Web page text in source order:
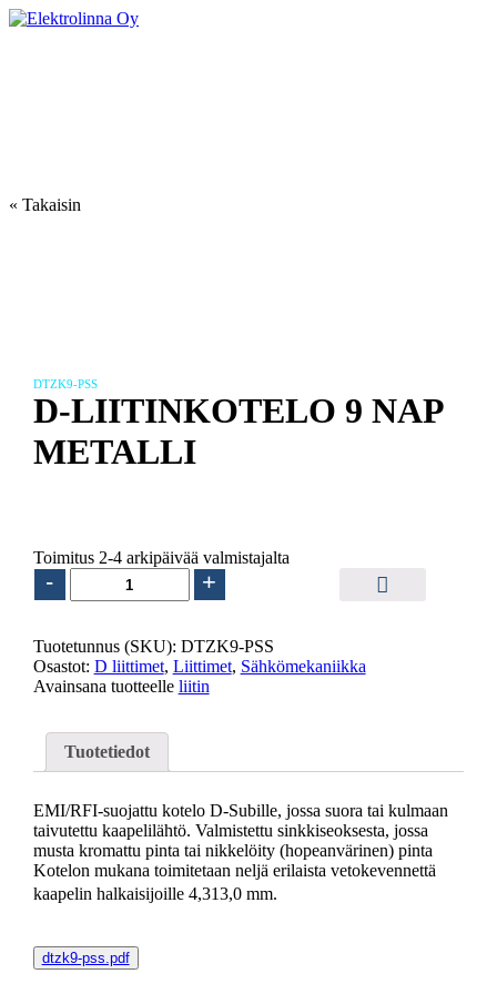
Skip
« Takaisin
DTZK9-PSS
D-LIITINKOTELO 9 NAP
METALLI
Toimitus 2-4 arkipäivää valmistajalta
-
LIITINKOTELO
NAP
METALLI
määrä
+
Tuotetunnus (SKU): DTZK9-PSS
Osastot: D liittimet, Liittimet, Sähkömekaniikka
Avainsana tuotteelle liitin
Tuotetiedot
EMI/RFI-suojattu kotelo D-Subille, jossa suora tai kulmaan
taivutettu kaapelilähtö. Valmistettu sinkkiseoksesta, jossa
musta kromattu pinta tai nikkelöity (hopeanvärinen) pinta
Kotelon mukana toimitetaan neljä erilaista vetokevennettä
kaapelin halkaisijoille 4,313,0 mm.
dtzk9-pss.pdf